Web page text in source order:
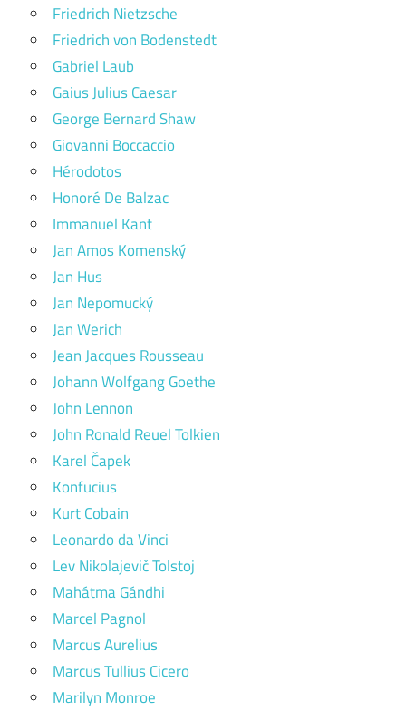
Friedrich Nietzsche
Friedrich von Bodenstedt
Gabriel Laub
Gaius Julius Caesar
George Bernard Shaw
Giovanni Boccaccio
Hérodotos
Honoré De Balzac
Immanuel Kant
Jan Amos Komenský
Jan Hus
Jan Nepomucký
Jan Werich
Jean Jacques Rousseau
Johann Wolfgang Goethe
John Lennon
John Ronald Reuel Tolkien
Karel Čapek
Konfucius
Kurt Cobain
Leonardo da Vinci
Lev Nikolajevič Tolstoj
Mahátma Gándhi
Marcel Pagnol
Marcus Aurelius
Marcus Tullius Cicero
Marilyn Monroe